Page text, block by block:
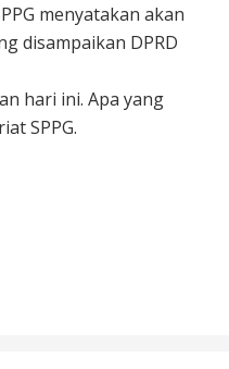
menyatakan akan
disampaikan DPRD
hari ini. Apa yang
SPPG.